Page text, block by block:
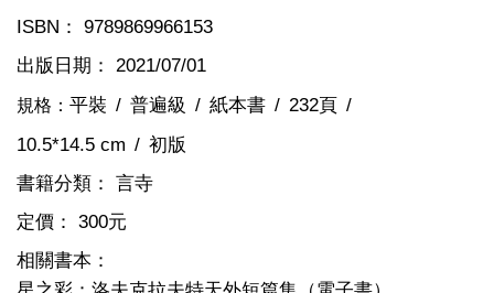
ISBN： 9789869966153
出版日期： 2021/07/01
規格： 平裝 普遍級 紙本書
232頁
10.5*14.5 cm
初版
書籍分類： 言寺
定價： 300元
相關書本：